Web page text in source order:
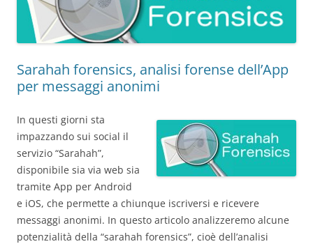
Sarahah forensics, analisi forense dell’App
per messaggi anonimi
In questi giorni sta
impazzando sui social il
servizio “Sarahah”,
disponibile sia via web sia
tramite App per Android
e iOS, che permette a chiunque iscriversi e ricevere
messaggi anonimi. In questo articolo analizzeremo alcune
potenzialità della “sarahah forensics”, cioè dell’analisi